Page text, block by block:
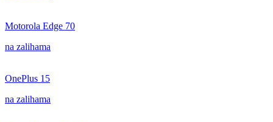
Motorola Edge 70
na zalihama
OnePlus 15
na zalihama